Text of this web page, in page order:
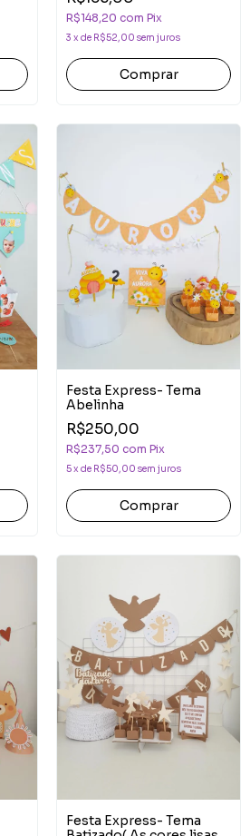
R$148,20 com Pix
3 x de R$52,00 sem juros
Comprar
Festa Express- Tema
Abelinha
R$250,00
R$237,50 com Pix
5x de R$50,00 sem juros
Festa Express- Tema